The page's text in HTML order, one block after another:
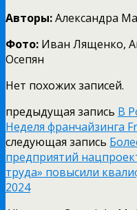
Авторы:Александра
Фото: Иван Лященко,
Осепян
Нет похожих записей.
предыдущая запись В
Неделя франчайзинга
следующая запись
предприятий
труда» повысили
2024